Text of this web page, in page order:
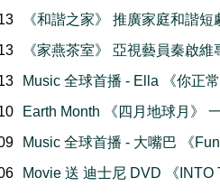
《和諧之家》 推廣家庭和諧短
《家燕茶室》 亞視藝員秦啟維
Music 全球首播 - Ella 《你正常
Earth Month 《四月地球月》
Music 全球首播 - 大嘴巴 《
Movie 送 迪士尼 DVD 《INTO